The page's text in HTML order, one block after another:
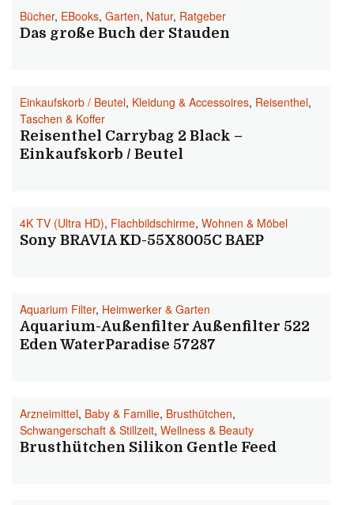
Bücher, EBooks, Garten, Natur, Ratgeber
Das große Buch der Stauden
Einkaufskorb / Beutel, Kleidung & Accessoires, Reisenthel,
Taschen & Koffer
Reisenthel Carrybag 2 Black –
Einkaufskorb / Beutel
4K TV (Ultra HD), Flachbildschirme, Wohnen & Möbel
Sony BRAVIA KD-55X8005C BAEP
Aquarium Filter, Heimwerker & Garten
Aquarium-Außenfilter Außenfilter 522
Eden WaterParadise 57287
Arzneimittel, Baby & Familie, Brusthütchen,
Schwangerschaft & Stillzeit, Wellness & Beauty
Brusthütchen Silikon Gentle Feed